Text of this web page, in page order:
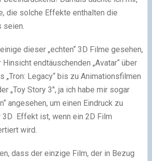
die solche Effekte enthalten die
seien.
dieser „echten“ 3D Filme gesehen,
endtäuschenden „Avatar“ über
„Tron: Legacy“ bis zu Animationsfilmen
„Toy Story 3″, ja ich habe mir sogar
angesehen, um einen Eindruck zu
3D Effekt ist, wenn ein 2D Film
wird.
dass der einzige Film, der in Bezug